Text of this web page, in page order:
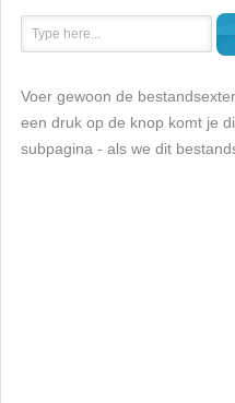
Voer gewoon de
een druk op de knop komt je
subpagina - als we dit